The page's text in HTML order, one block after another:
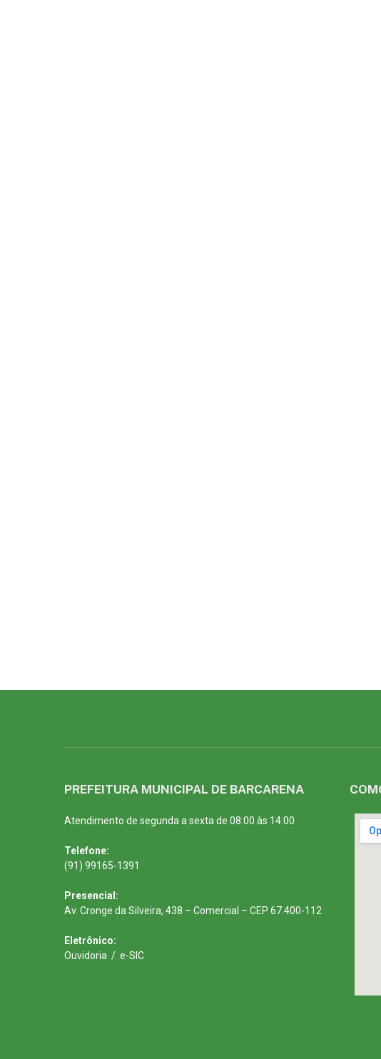
PREFEITURA MUNICIPAL DE BARCARENA
Atendimento de segunda a sexta de 08:00 às 14:00
Telefone:
(91) 99165-1391
Presencial:
Av. Cronge da Silveira, 438 – Comercial – CEP 67.400-112
Eletrônico:
Ouvidoria / e-SIC